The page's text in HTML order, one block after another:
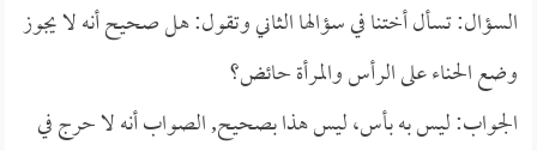
السؤال: تسأل أختنا في سؤالها الثاني وتقول: هل صحيح أنه لا يجوز
وضع الحناء على الرأس والمرأة حائض؟
الجواب: ليس به بأس، ليس هذا بصحيح, الصواب أنه لا حرج في